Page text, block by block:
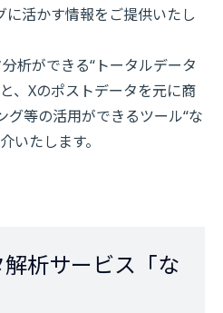
に活かす情報をご提供いたし
析ができる“トータルデータ
、Xのポストデータを元に商
グ等の活用ができるツール“な
いたします。
析サービス「な